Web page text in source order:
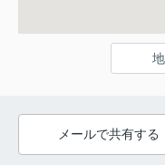
メールで共有する